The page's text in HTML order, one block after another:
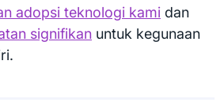
adopsi teknologi kami dan
signifikan untuk kegunaan